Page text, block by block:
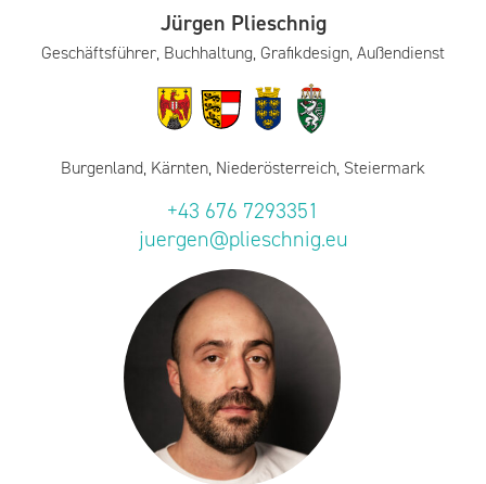
Jürgen Plieschnig
Geschäftsführer, Buchhaltung, Grafikdesign, Außendienst
Burgenland, Kärnten, Niederösterreich, Steiermark
+43 676 7293351
juergen@plieschnig.eu